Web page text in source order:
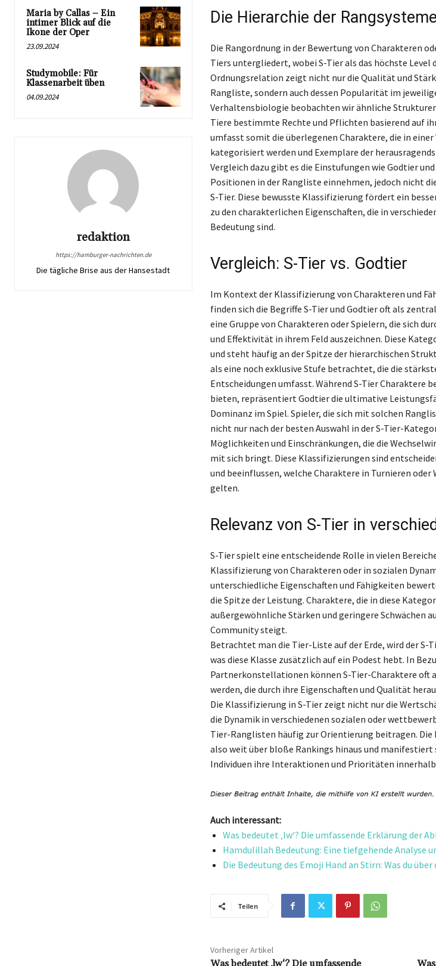
Maria by Callas – Ein
intimer Blick auf die
Ikone der Oper
23.09.2024
Studymobile: Für
Klassenarbeit üben
04.09.2024
redaktion
https://hamburger-nachrichten.de
Die tägliche Brise aus der Hansestadt
Die Hierarchie der Rangsysteme
Die Rangordnung in der Bewertung von Charakteren
Tiers untergliedert, wobei S-Tier als das höchste Level
Ordnungsrelation zeigt nicht nur die Qualität und
Rangliste, sondern auch dessen Popularität im
Verhaltensbiologie beobachten wir ähnliche
Tiere bestimmte Rechte und Pflichten basierend auf
umfasst somit die überlegenen Charaktere, die in
kategorisiert werden und Exemplare der
Vergleich dazu gibt es die Einstufungen wie Godtier
Positionen in der Rangliste einnehmen, jedoch nicht
S-Tier. Diese bewusste Klassifizierung fördert ein
zu den charakterlichen Eigenschaften, die in
Bedeutung sind.
Vergleich: S-Tier vs. Godtier
Im Kontext der Klassifizierung von Charakteren und
finden sich die Begriffe S-Tier und Godtier oft als
eine Gruppe von Charakteren oder Spielern, die sich
und Effektivität in ihrem Feld auszeichnen. Diese
und steht häufig an der Spitze der hierarchischen
als eine noch exklusive Stufe betrachtet, die die
Entscheidungen umfasst. Während S-Tier Charaktere
bieten, repräsentiert Godtier die ultimative
Dominanz im Spiel. Spieler, die sich mit solchen
nicht nur nach der besten Auswahl in der S-Tier-
Möglichkeiten und Einschränkungen, die die
mit sich bringt. Diese Klassifizierungen sind
und beeinflussen, welche Charaktere in Turnieren
gelten.
Relevanz von S-Tier in
S-Tier spielt eine entscheidende Rolle in vielen
Klassifizierung von Charakteren oder in sozialen
unterschiedliche Eigenschaften und Fähigkeiten
die Spitze der Leistung. Charaktere, die in diese
außergewöhnliche Stärken und geringere Schwächen
Community steigt.
Betrachtet man die Tier-Liste auf der Erde, wird der S-
was diese Klasse zusätzlich auf ein Podest hebt. In
Partnerkonstellationen können S-Tier-Charaktere oft
werden, die durch ihre Eigenschaften und Qualität
Die Klassifizierung in S-Tier zeigt nicht nur die
die Dynamik in verschiedenen sozialen oder
Tier-Ranglisten häufig zur Orientierung beitragen. Die
also weit über bloße Rankings hinaus und manifestiert
Individuen ihre Interaktionen und Prioritäten
Auch interessant:
Was bedeutet ‚lw‘? Die umfassende Erklärung der
Hamdulillah Bedeutung: Eine tiefgehende Analyse
Die Bedeutung des Emoji Hand an Stirn: Was du
Teilen
Vorheriger Artikel